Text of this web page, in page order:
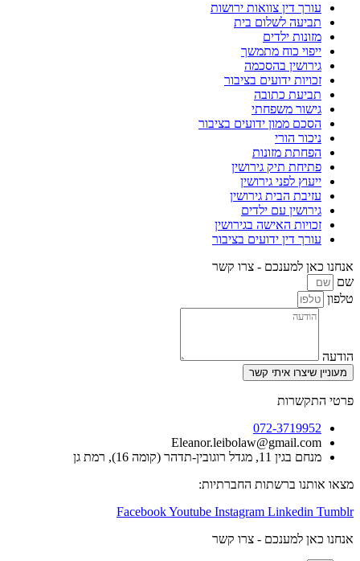
עורך דין צוואות ירושות
תביעה לשלום בית
מזונות ילדים
ייפוי כוח מתמשך
גירושין בהסכמה
זכויות ידועים בציבור
תביעת כתובה
גישור משפחתי
הסכם ממון ידועים בציבור
ניכור הורי
הפחתת מזונות
פתיחת תיק גירושין
ייעוץ לפני גירושין
עזיבת הבית גירושין
גירושין עם ילדים
זכויות האישה בגירושין
עורך דין ידועים בציבור
אנחנו כאן למענכם - צרו קשר
שם
טלפון
הודעה
מעוניין שיצרו איתי קשר
פרטי התקשרות
072-3719952
Eleanor.leibolaw@gmail.com
מנחם בגין 11, מגדל רוגובין-תדהר (קומה 16), רמת גן
מצאו אותנו ברשתות החברתיות:
FacebookYoutube Instagram Linkedin Tumblr
אנחנו כאן למענכם - צרו קשר